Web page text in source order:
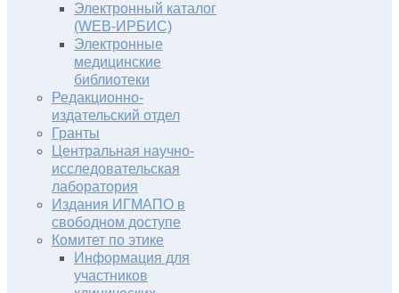
Электронный каталог
(WEB-ИРБИС)
Электронные
медицинские
библиотеки
Редакционно-
издательский отдел
Гранты
Центральная научно-
исследовательская
лаборатория
Издания ИГМАПО в
свободном доступе
Комитет по этике
Информация для
участников